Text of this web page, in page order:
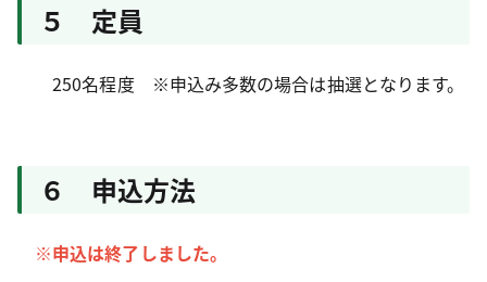
５ 定員
250名程度 ※申込み多数の場合は抽選となります。
６ 申込方法
※申込は終了しました。